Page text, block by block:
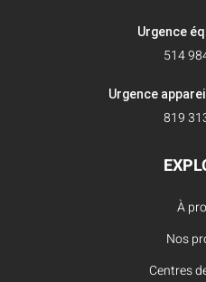
Urgence
514
Urgence
819
À
Nos
Centres